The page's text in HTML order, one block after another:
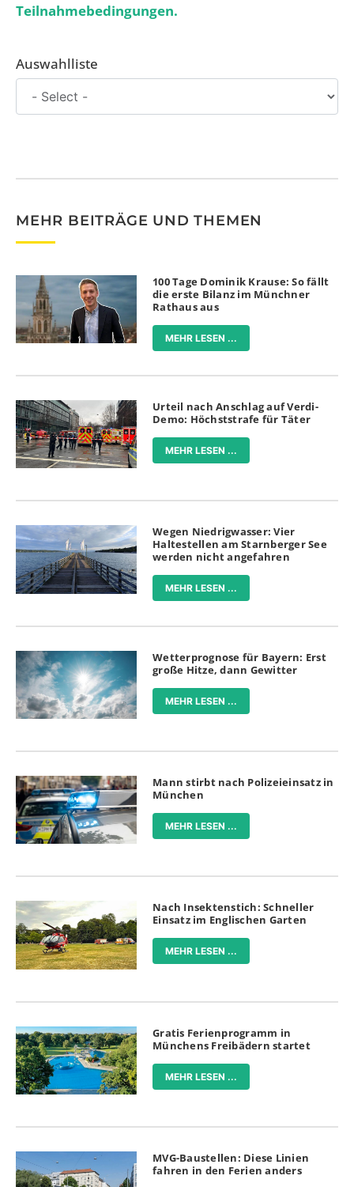
Teilnahmebedingungen.
Auswahlliste
MEHR BEITRÄGE UND THEMEN
100 Tage Dominik Krause: So fällt
die erste Bilanz im Münchner
Rathaus aus
MEHR LESEN ...
Urteil nach Anschlag auf Verdi-
Demo: Höchststrafe für Täter
MEHR LESEN ...
Wegen Niedrigwasser: Vier
Haltestellen am Starnberger See
werden nicht angefahren
MEHR LESEN ...
Wetterprognose für Bayern: Erst
große Hitze, dann Gewitter
MEHR LESEN ...
Mann stirbt nach Polizeieinsatz in
München
MEHR LESEN ...
Nach Insektenstich: Schneller
Einsatz im Englischen Garten
MEHR LESEN ...
Gratis Ferienprogramm in
Münchens Freibädern startet
MEHR LESEN ...
MVG-Baustellen: Diese Linien
fahren in den Ferien anders